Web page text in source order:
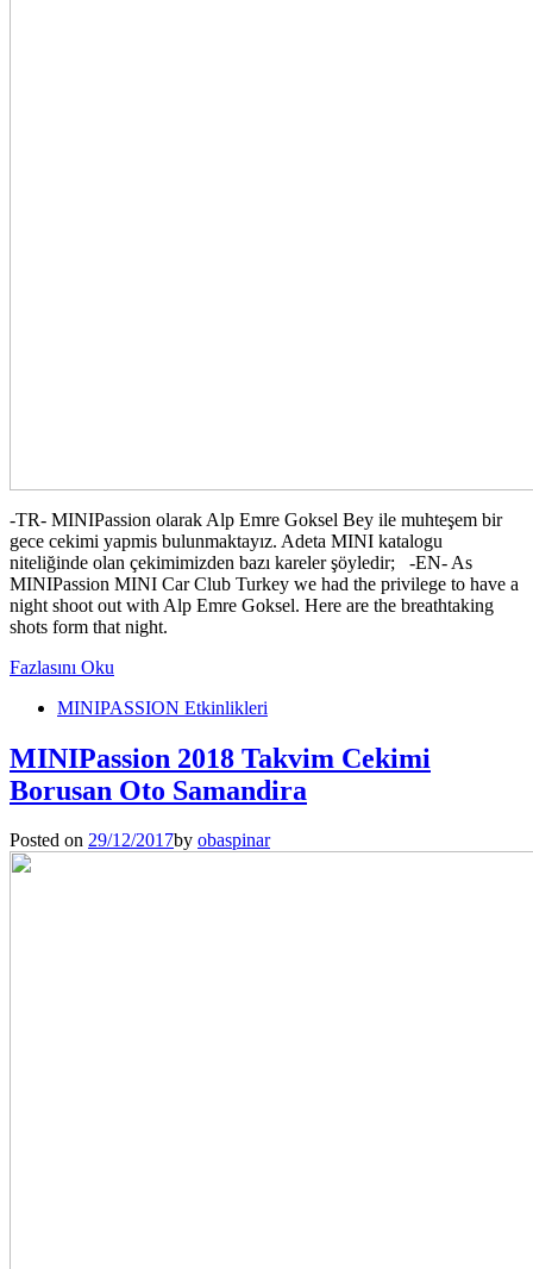
-TR- MINIPassion olarak Alp Emre Goksel Bey ile muhteşem bir
gece cekimi yapmis bulunmaktayız. Adeta MINI katalogu
niteliğinde olan çekimimizden bazı kareler şöyledir; -EN- As
MINIPassion MINI Car Club Turkey we had the privilege to have a
night shoot out with Alp Emre Goksel. Here are the breathtaking
shots form that night.
Fazlasını Oku
MINIPASSION Etkinlikleri
MINIPassion 2018 Takvim Cekimi
Borusan Oto Samandira
Posted on 29/12/2017by obaspinar